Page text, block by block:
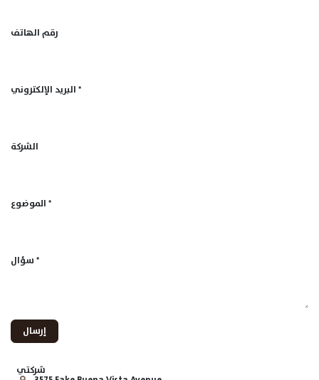
رقم الهاتف
البريد الإلكتروني *
الشركة
الموضوع *
سؤال *
إرسال
شركتي